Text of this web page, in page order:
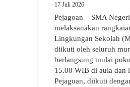
17 Juli 2026
Pejagoan – SMA
melaksanakan
Lingkungan Sekolah
diikuti oleh seluruh
berlangsung mulai
15.00 WIB di aula dan
Pejagoan, diikuti